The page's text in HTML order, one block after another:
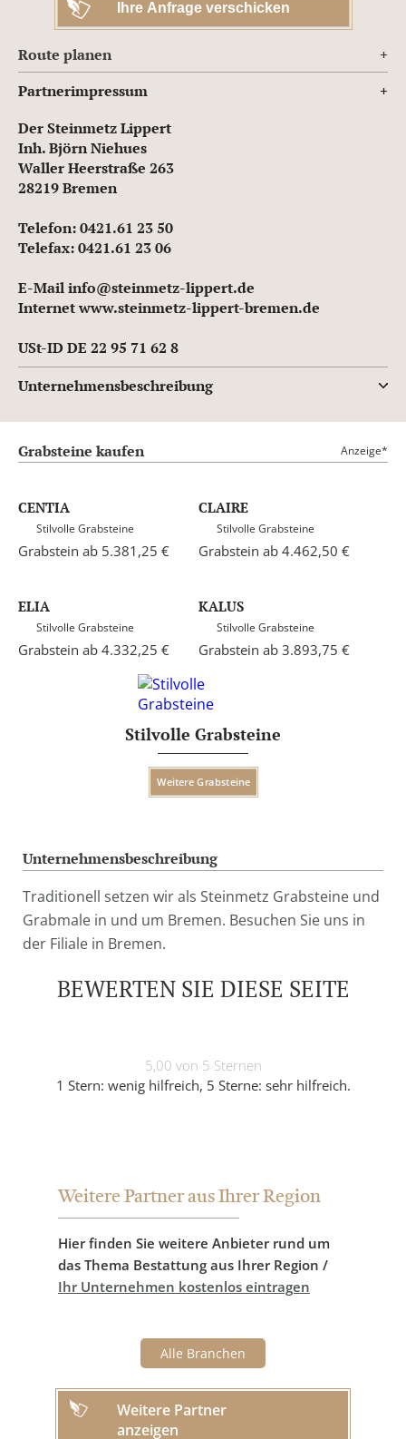
Route planen
Partnerimpressum
Der Steinmetz Lippert
Inh. Björn Niehues
Waller Heerstraße 263
28219 Bremen
Telefon: 0421.61 23 50
Telefax: 0421.61 23 06
E-Mail info@steinmetz-lippert.de
Internet www.steinmetz-lippert-bremen.de
USt-ID DE 22 95 71 62 8
Unternehmensbeschreibung
Grabsteine kaufen Anzeige*
Stilvolle Grabsteine
Weitere Grabsteine
CENTIA
Stilvolle Grabsteine
Grabstein ab 5.381,25 €
CLAIRE
Stilvolle Grabsteine
Grabstein ab 4.462,50 €
ELIA
Stilvolle Grabsteine
Grabstein ab 4.332,25 €
KALUS
Stilvolle Grabsteine
Grabstein ab 3.893,75 €
Unternehmensbeschreibung
Traditionell setzen wir als Steinmetz Grabsteine und
Grabmale in und um Bremen. Besuchen Sie uns in
der Filiale in Bremen.
BEWERTEN SIE DIESE SEITE
5,00 von 5 Sternen
1 Stern: wenig hilfreich, 5 Sterne: sehr hilfreich.
Weitere Partner aus Ihrer Region
Hier finden Sie weitere Anbieter rund um
das Thema Bestattung aus Ihrer Region /
Ihr Unternehmen kostenlos eintragen
Alle Branchen
Weitere Partner
anzeigen